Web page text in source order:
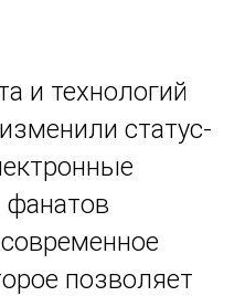
и технологий
статус-
фанатов
позволяет